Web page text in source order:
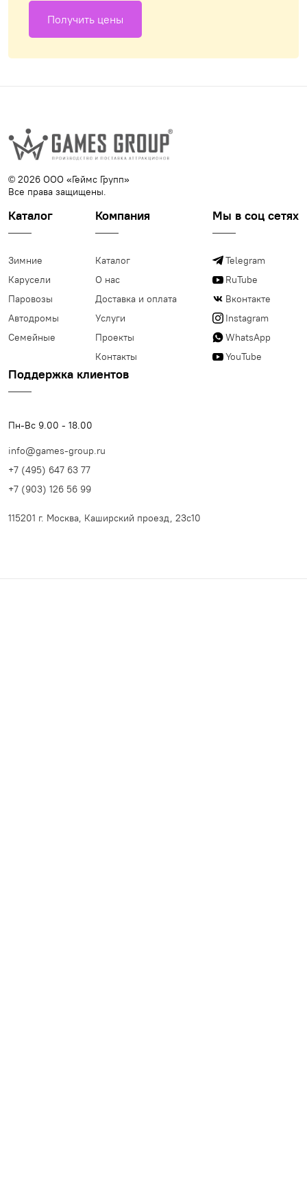
Получить цены
© 2026 ООО «Геймс Групп»
Все права защищены.
Каталог
Зимние
Карусели
Паровозы
Автодромы
Семейные
Компания
Каталог
О нас
Доставка и оплата
Услуги
Проекты
Контакты
Мы в соц сетях
Telegram
RuTube
Вконтакте
Instagram
WhatsApp
YouTube
Поддержка клиентов
Пн-Вс 9.00 - 18.00
info@games-group.ru
+7 (495) 647 63 77
+7 (903) 126 56 99
115201 г. Москва, Каширский проезд, 23с10